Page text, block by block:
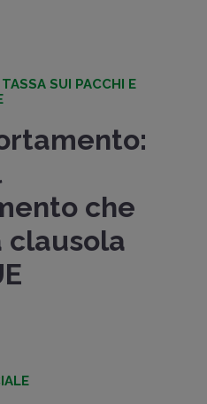
SUI PACCHI E
che
clausola